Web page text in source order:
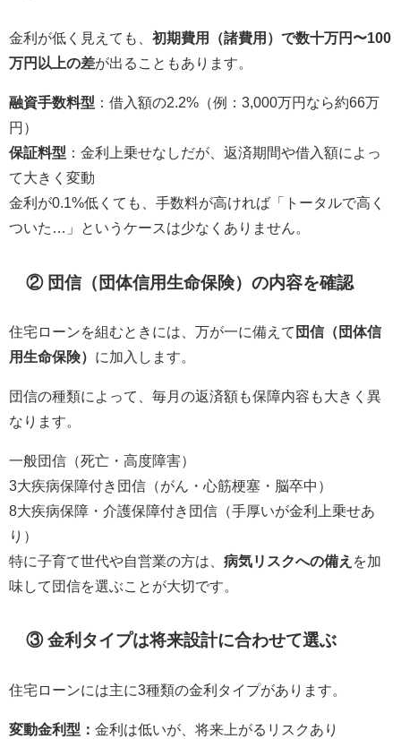
金利が低く見えても、 初期費用（諸費用）で数十万円〜100
万円以上の差が出ることもあります。
融資手数料型 ：借入額の2.2%（例：3,000万円なら約66万
円）
保証料型 ：金利上乗せなしだが、返済期間や借入額によっ
て大きく変動
金利が0.1%低くても、手数料が高ければ「トータルで高く
ついた…」というケースは少なくありません。
② 団信（団体信用生命保険）の内容を確認
住宅ローンを組むときには、万が一に備えて 団信（団体信
用生命保険） に加入します。
団信の種類によって、毎月の返済額も保障内容も大きく異
なります。
一般団信（死亡・高度障害）
3大疾病保障付き団信（がん・心筋梗塞・脳卒中）
8大疾病保障・介護保障付き団信（手厚いが金利上乗せあ
り）
特に子育て世代や自営業の方は、 病気リスクへの備え を加
味して団信を選ぶことが大切です。
③ 金利タイプは将来設計に合わせて選ぶ
住宅ローンには主に3種類の金利タイプがあります。
変動金利型： 金利は低いが、将来上がるリスクあり